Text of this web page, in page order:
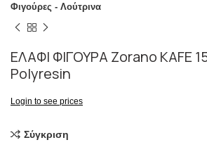
Φιγούρες - Λούτρινα
ΕΛΑΦΙ ΦΙΓΟΥΡΑ Zorano KAFE
Polyresin
Login to see prices
Σύγκριση